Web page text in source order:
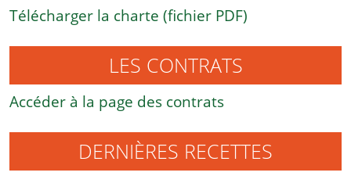
Télécharger la charte (fichier PDF)
LES CONTRATS
Accéder à la page des contrats
DERNIÈRES RECETTES